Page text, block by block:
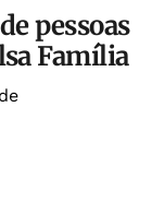
pessoas
Família